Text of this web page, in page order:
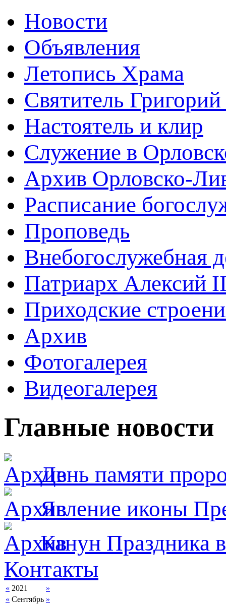
Новости
Объявления
Летопись Храма
Святитель
Настоятель и клир
Служение в
Архив Орловско-
Расписание
Проповедь
Внебогослужебная
Патриарх Алексий
Приходские
Архив
Фотогалерея
Видеогалерея
Главные новости
День памяти
Явлeние иконы
Канун Праздника
Контакты
« 2021
»
« Сентябрь »